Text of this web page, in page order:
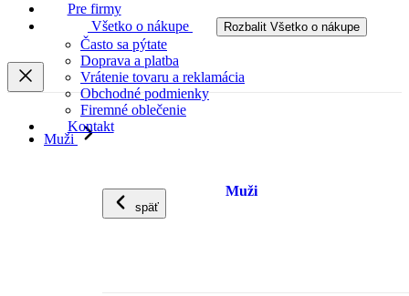
Pre firmy
Všetko o nákupe
Rozbalit Všetko o nákupe
Často sa pýtate
Doprava a platba
Vrátenie tovaru a reklamácia
Obchodné podmienky
Firemné oblečenie
Kontakt
Muži
späť
Muži